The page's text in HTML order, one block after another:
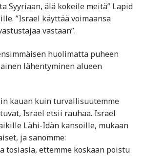
Syyriaan, älä kokeile meitä” Lapid
”Israel käyttää voimaansa
vastaan”.
huolimatta puheen
lähentyminen alueen
kauan kuin turvallisuutemme
Israel etsii rauhaa. Israel
Lähi-Idän kansoille, mukaan
ja sanomme:
tosiasia, ettemme koskaan poistu